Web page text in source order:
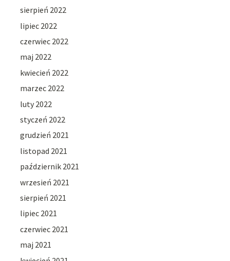
sierpień 2022
lipiec 2022
czerwiec 2022
maj 2022
kwiecień 2022
marzec 2022
luty 2022
styczeń 2022
grudzień 2021
listopad 2021
październik 2021
wrzesień 2021
sierpień 2021
lipiec 2021
czerwiec 2021
maj 2021